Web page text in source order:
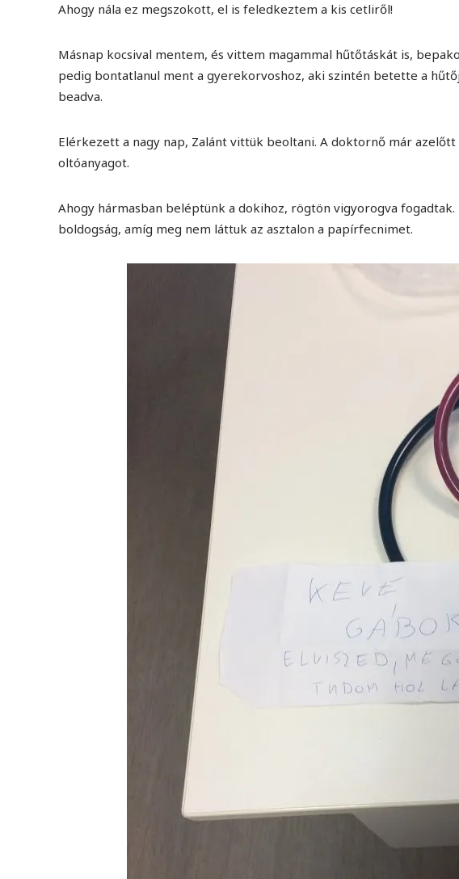
Ahogy nála ez megszokott, el is feledkeztem a kis cetliről!
Másnap kocsival mentem, és vittem magammal hűtőtáskát is,
pedig bontatlanul ment a gyerekorvoshoz, aki szintén betette a
beadva.
Elérkezett a nagy nap, Zalánt vittük beoltani. A doktornő már
oltóanyagot.
Ahogy hármasban beléptünk a dokihoz, rögtön vigyorogva
boldogság, amíg meg nem láttuk az asztalon a papírfecnimet.